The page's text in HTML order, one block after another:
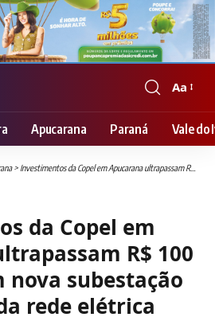
Font
Resizer
Aa
Apucarana Paraná Vale do
> Investimentos da Copel em Apucarana ultrapassam R$ 100 milhões com nova subestação e expansão da rede elétrica
da Copel em
R$ 100
nova subestação
rede elétrica